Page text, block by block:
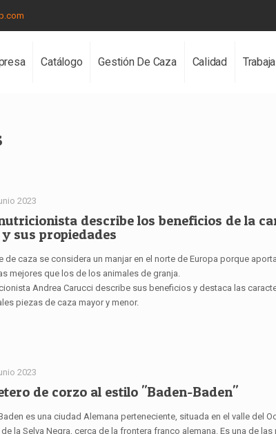
Catálogo Gestión De Caza Calidad
2023
describe los beneficios de la
y sus propiedades
de caza se considera un manjar en el norte de Europa porque
mejores que los de los animales de granja.
Andrea Carucci describe sus beneficios y destaca las
piezas de caza mayor y menor.
2023
de corzo al estilo "Baden-Baden"
es una ciudad Alemana perteneciente, situada en el valle del
de la Selva Negra, cerca de la frontera franco alemana. Es una de